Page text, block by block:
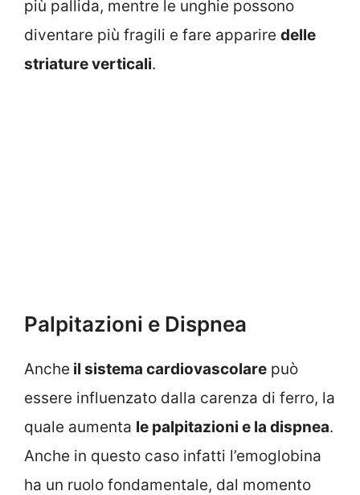
più pallida, mentre le unghie possono
diventare più fragili e fare apparire delle
striature verticali.
Palpitazioni e Dispnea
Anche il sistema cardiovascolare può
essere influenzato dalla carenza di ferro, la
quale aumenta le palpitazioni e la dispnea.
Anche in questo caso infatti l’emoglobina
ha un ruolo fondamentale, dal momento